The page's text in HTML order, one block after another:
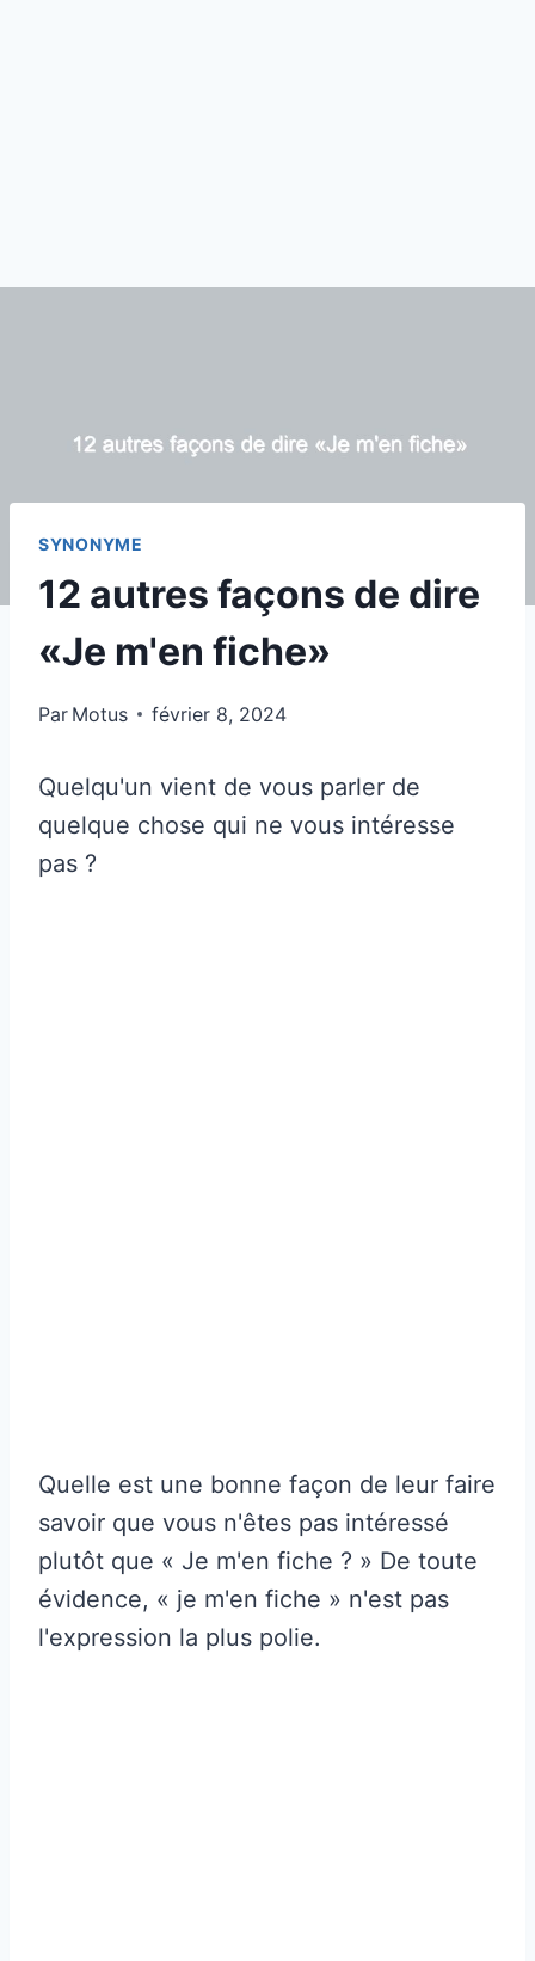
SYNONYME
12 autres façons de dire
«Je m'en fiche»
Par Motus février 8, 2024
Quelqu'un vient de vous parler de
quelque chose qui ne vous intéresse
pas ?
Quelle est une bonne façon de leur faire
savoir que vous n'êtes pas intéressé
plutôt que « Je m'en fiche ? » De toute
évidence, « je m'en fiche » n'est pas
l'expression la plus polie.